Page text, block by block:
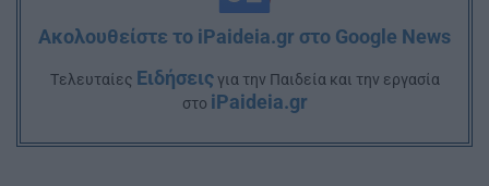
Ακολουθείστε το iPaideia.gr στο Google News
Tελευταίες Ειδήσειςγια την Παιδεία και την εργασία
στο iPaideia.gr